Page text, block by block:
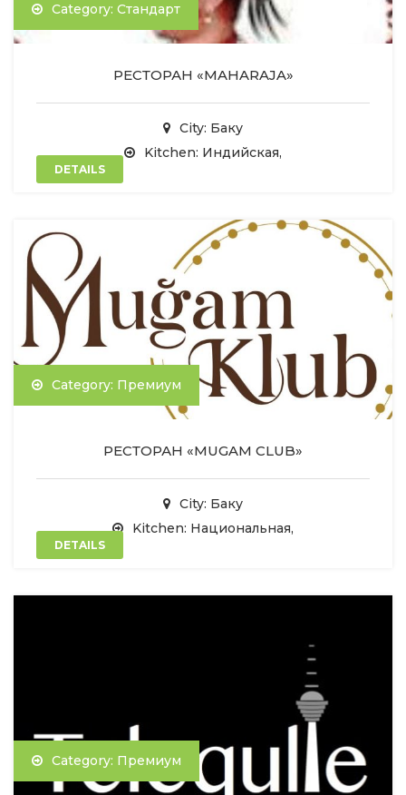
Category: Стандарт
РЕСТОРАН «MAHARAJA»
City: Баку
Kitchen: Индийская,
DETAILS
Category: Премиум
РЕСТОРАН «MUGAM CLUB»
City: Баку
Kitchen: Национальная,
DETAILS
Category: Премиум